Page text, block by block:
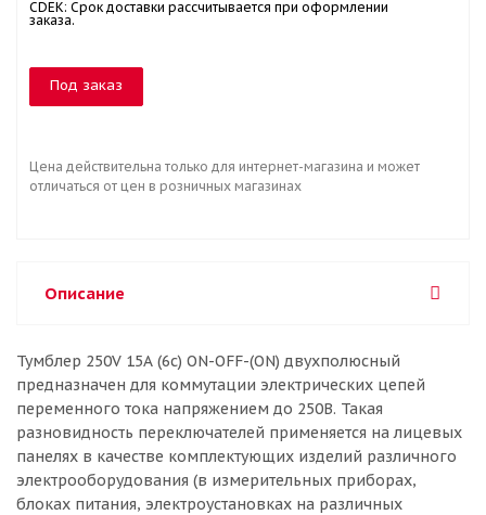
CDEK: Срок доставки рассчитывается при оформлении
заказа.
Под заказ
Цена действительна только для интернет-магазина и может
отличаться от цен в розничных магазинах
Описание
Тумблер 250V 15А (6c) ON-OFF-(ON) двухполюсный
предназначен для коммутации электрических цепей
переменного тока напряжением до 250В. Такая
разновидность переключателей применяется на лицевых
панелях в качестве комплектующих изделий различного
электрооборудования (в измерительных приборах,
блоках питания, электроустановках на различных